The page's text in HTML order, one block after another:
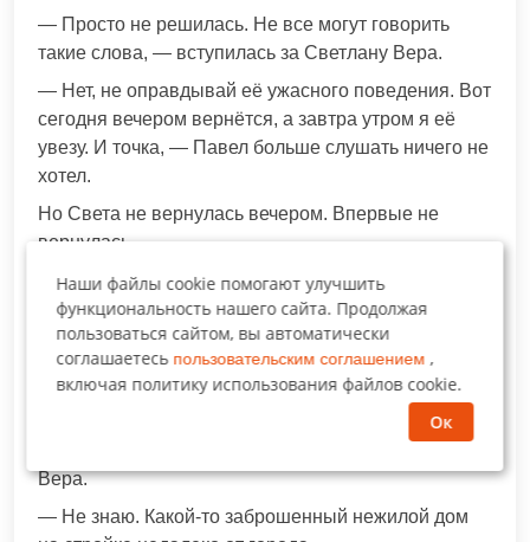
— Просто не решилась. Не все могут говорить
такие слова, — вступилась за Светлану Вера.
— Нет, не оправдывай её ужасного поведения. Вот
сегодня вечером вернётся, а завтра утром я её
увезу. И точка, — Павел больше слушать ничего не
хотел.
Но Света не вернулась вечером. Впервые не
вернулась…
И ночью тоже…
Лишь под утро раздался звонок мобильного
телефона Веры.
— Вера…- чуть слышно прошептала Света – Я
замерзаю, не могу пошевелиться, приезжай.
Вера.
— Не знаю. Какой-то заброшенный нежилой дом
Наши файлы cookie помогают улучшить
функциональность нашего сайта. Продолжая
пользоваться сайтом, вы автоматически
соглашаетесь пользовательским соглашением ,
включая политику использования файлов cookie.
Ок